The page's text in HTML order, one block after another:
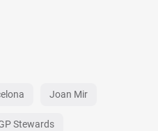
Joan Mir
Stewards